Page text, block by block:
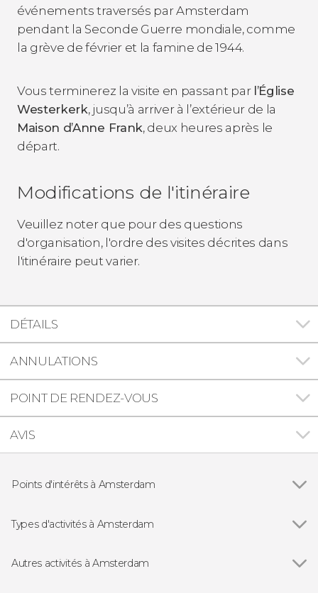
événements traversés par Amsterdam
pendant la Seconde Guerre mondiale, comme
la grève de février et la famine de 1944.
Vous terminerez la visite en passant par l’Église
Westerkerk, jusqu’à arriver à l’extérieur de la
Maison d’Anne Frank, deux heures après le
départ.
Modifications de l'itinéraire
Veuillez noter que pour des questions
d'organisation, l'ordre des visites décrites dans
l'itinéraire peut varier.
DÉTAILS
ANNULATIONS
POINT DE RENDEZ-VOUS
AVIS
Points d'intérêts à Amsterdam
Quartier juif d'Amsterdam
Rijksmuseum
Types d'activités à Amsterdam
Visites guidées à Amsterdam
Autres activités à Amsterdam